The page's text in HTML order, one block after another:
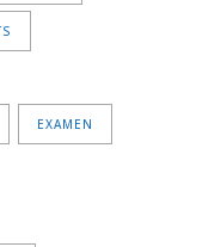
EXAMEN